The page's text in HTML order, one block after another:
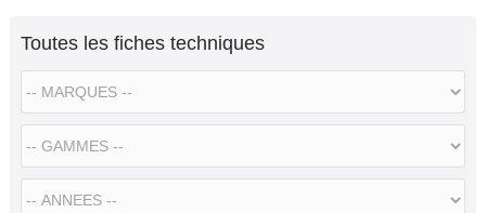
Toutes les fiches techniques